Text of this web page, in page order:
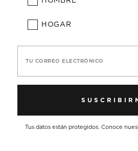
HOGAR
TU CORREO ELECTRÓNICO
Tus datos están protegidos. Conoce